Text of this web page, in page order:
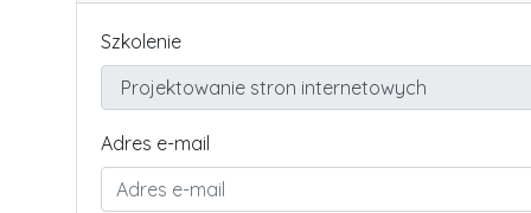
Szkolenie
Adres e-mail